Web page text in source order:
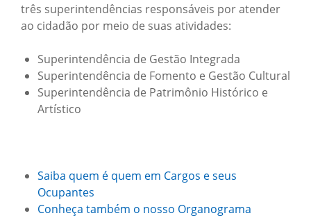
três superintendências responsáveis por atender
ao cidadão por meio de suas atividades:
Superintendência de Gestão Integrada
Superintendência de Fomento e Gestão Cultural
Superintendência de Patrimônio Histórico e
Artístico
Saiba quem é quem em Cargos e seus
Ocupantes
Conheça também o nosso Organograma